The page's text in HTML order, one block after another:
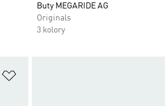
Buty MEGARIDE AG
Originals
3 kolory